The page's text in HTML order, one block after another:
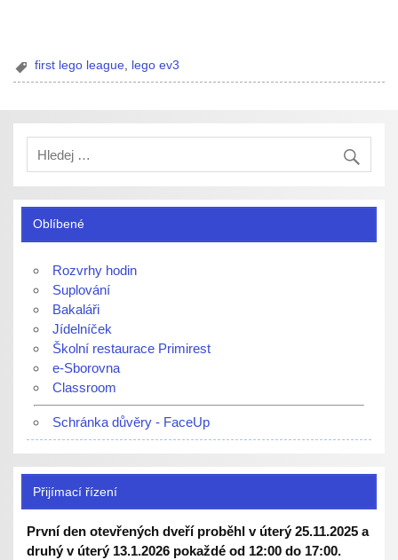
first lego league, lego ev3
Oblíbené
Rozvrhy hodin
Suplování
Bakaláři
Jídelníček
Školní restaurace Primirest
e-Sborovna
Classroom
Schránka důvěry - FaceUp
Přijímací řízení
První den otevřených dveří proběhl v úterý 25.11.2025 a
druhý v úterý 13.1.2026 pokaždé od 12:00 do 17:00.